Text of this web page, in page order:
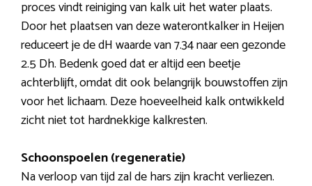
proces vindt reiniging van kalk uit het water plaats.
Door het plaatsen van deze waterontkalker in Heijen
reduceert je de dH waarde van 7.34 naar een gezonde
2.5 Dh. Bedenk goed dat er altijd een beetje
achterblijft, omdat dit ook belangrijk bouwstoffen zijn
voor het lichaam. Deze hoeveelheid kalk ontwikkeld
zicht niet tot hardnekkige kalkresten.
Schoonspoelen (regeneratie)
Na verloop van tijd zal de hars zijn kracht verliezen.